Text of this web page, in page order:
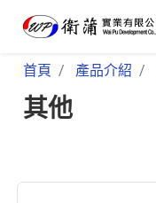
首頁 產品介紹
其他